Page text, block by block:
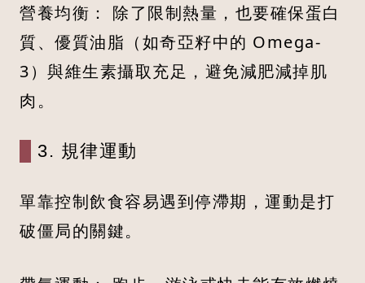
營養均衡： 除了限制熱量，也要確保蛋白
質、優質油脂（如奇亞籽中的 Omega-
3）與維生素攝取充足，避免減肥減掉肌
肉。
3. 規律運動
單靠控制飲食容易遇到停滯期，運動是打
破僵局的關鍵。